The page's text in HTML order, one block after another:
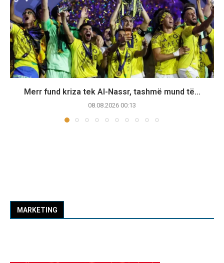
Merr fund kriza tek Al-Nassr, tashmë mund të...
08.08.2026 00:13
MARKETING